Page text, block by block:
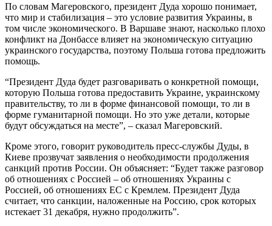
По словам Магеровского, президент Дуда хорошо понимает,
что мир и стабилизация – это условие развития Украины, в
том числе экономического. В Варшаве знают, насколько плохо
конфликт на Донбассе влияет на экономическую ситуацию
украинского государства, поэтому Польша готова предложить
помощь.
“Президент Дуда будет разговаривать о конкретной помощи,
которую Польша готова предоставить Украине, украинскому
правительству, то ли в форме финансовой помощи, то ли в
форме гуманитарной помощи. Но это уже детали, которые
будут обсуждаться на месте”, – сказал Магеровский.
Кроме этого, говорит руководитель пресс-службы Дуды, в
Киеве прозвучат заявления о необходимости продолжения
санкций против России. Он объясняет: “Будет также разговор
об отношениях с Россией – об отношениях Украины с
Россией, об отношениях ЕС с Кремлем. Президент Дуда
считает, что санкции, наложенные на Россию, срок которых
истекает 31 декабря, нужно продолжить”.